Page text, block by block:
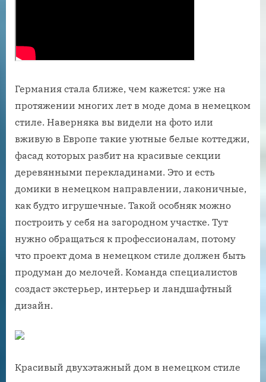
Германия стала ближе, чем кажется: уже на
протяжении многих лет в моде дома в немецком
стиле. Наверняка вы видели на фото или
вживую в Европе такие уютные белые коттеджи,
фасад которых разбит на красивые секции
деревянными перекладинами. Это и есть
домики в немецком направлении, лаконичные,
как будто игрушечные. Такой особняк можно
построить у себя на загородном участке. Тут
нужно обращаться к профессионалам, потому
что проект дома в немецком стиле должен быть
продуман до мелочей. Команда специалистов
создаст экстерьер, интерьер и ландшафтный
дизайн.
Красивый двухэтажный дом в немецком стиле